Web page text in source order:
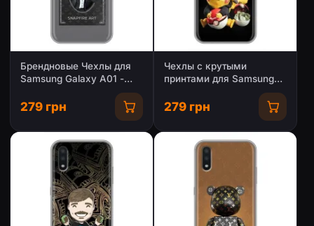
Брендновые Чехлы для
Samsung Galaxy A01 -
279 грн
Чехлы с крутыми
принтами для Samsung
(PREMIUMPrint)
279 грн